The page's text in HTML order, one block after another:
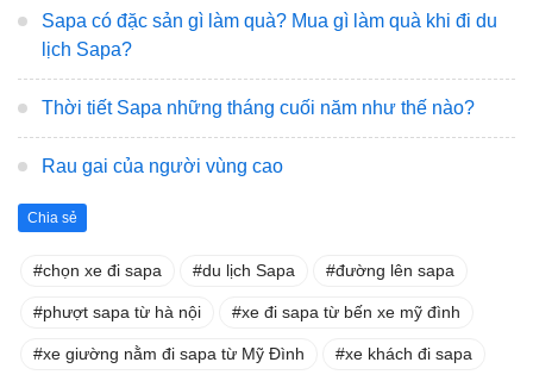
Sapa có đặc sản gì làm quà? Mua gì làm quà khi đi du
lịch Sapa?
Thời tiết Sapa những tháng cuối năm như thế nào?
Rau gai của người vùng cao
Chia sẻ
chọn xe đi sapa du lịch Sapa đường lên sapa
phượt sapa từ hà nội xe đi sapa từ bến xe mỹ đình
xe giường nằm đi sapa từ Mỹ Đình xe khách đi sapa